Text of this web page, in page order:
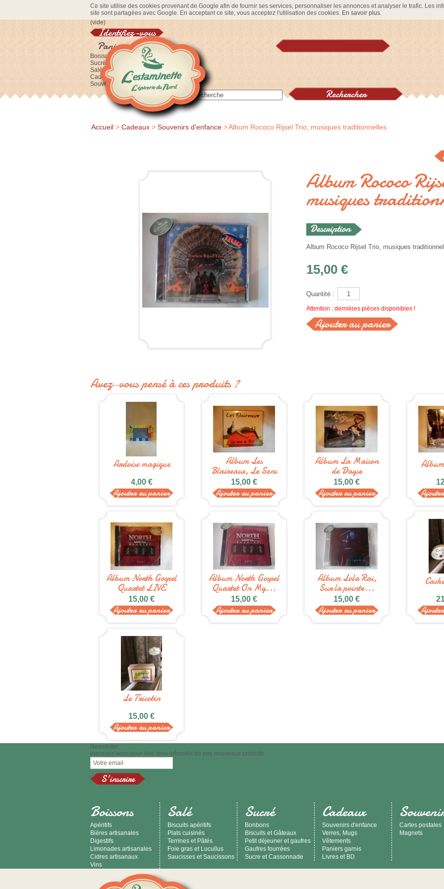
Ce site utilise des cookies provenant de Google afin de fournir ses services, personnaliser les annonces et analyser le trafic. Les
site sont partagées avec Google. En acceptant ce site, vous acceptez l'utilisation des cookies. En savoir plus.
(vide)
Identifiez-vous
Panier
Boissons
Sucré
Salé
Cadeaux
Souvenirs
Accueil > Cadeaux > Souvenirs d'enfance >Album Rococo Rijsel Trio, musiques traditionnelles
Album Rococo
musiques
Album Rococo Rijsel Trio, musiques
15,00 €
Quantité :
Attention : dernières pièces disponibles !
Avez-vous pensé à ces produits ?
Ardoise magique
4,00 €
Ajouter au panier
Album Les
Blaireaux, Le Sens
du...
15,00 €
Ajouter au panier
Album La Maison
de Dayse
15,00 €
Ajouter au panier
Album North Gospel
Quartet LIVE
15,00 €
Ajouter au panier
Album North Gospel
Quartet On My...
15,00 €
Ajouter au panier
Album Lola Rai,
Sur la pointe...
15,00 €
Ajouter au panier
Le Tricotin
15,00 €
Ajouter au panier
Newsletter
Inscrivez-vous pour être tenu informés de nos nouveaux produits.
Boissons
Apéritifs
Bières artisanales
Digestifs
Limonades artisanales
Cidres artisanaux
Vins
Salé
Biscuits apéritifs
Plats cuisinés
Terrines et Pâtés
Foie gras et Lucullus
Saucisses et Saucissons
Sucré
Bonbons
Biscuits et Gâteaux
Petit déjeuner et gaufres
Gaufres fourrées
Sucre et Cassonnade
Cadeaux
Souvenirs d'enfance
Verres, Mugs
Vêtements
Paniers garnis
Livres et BD
Cartes postales
Magnets